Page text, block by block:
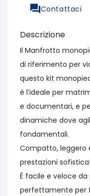
Contattaci
Descrizione
Il Manfrotto
di riferimento per
questo kit
è l’ideale per
e documentari, e
dinamiche dove
fondamentali.
Compatto, leggero
prestazioni
È facile e veloce
perfettamente per